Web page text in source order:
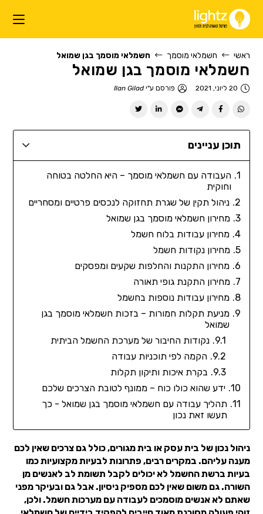
ראשי חשמלאי מוסמך חשמלאי מוסמך בגן שמואל
חשמלאי מוסמך בגן שמואל
20 ליוני, 2021 פורסם ע"יIlan Gilad
תוכן עניינים
העבודה עם חשמלאי מוסמך – היא החלטה בטוחה
וחוקית
ניהול תקין של שגרת תחזוקה לנכסים פרטיים ומסחריים
מחירון חשמלאי מוסמך בגן שמואל
מחירון עבודות בלוח חשמל
מחירון נקודות חשמל
מחירון התקנות והחלפות שקעים ומפסקים
מחירון התקנת גופי תאורה
מחירון עבודות נוספות בחשמל
מניעת תקלות חמורות – בזכות חשמלאי מוסמך בגן
שמואל
נקודות החיבור של מערכת החשמל הביתית
הקמה לפי תוכניות עבודה
בקרת איכות ותיקון תקלות
ידע שהוא כולו כוח – ממונף לטובת הצרכים שלכם
תהליך עבודה עם חשמלאי מוסמך בגן שמואל - כך
תעשו זאת נכון
ניהול נכון של בית עסק או בית מגורים, כולל גם צרכים שאין לכם
מענה עליהם. במקרים רבים, פתרונות לבעיות מקצועיות כמו
בעיות ברשת החשמל לא יכולים לקבל תשומת לב לאנשים מן
השורה. גם משום שאין לכם מספיק ניסיון. אבל גם ובעיקר מפני
שאתם לא אנשים מוסמכים לעבודה עם מערכות חשמל. ולכן,